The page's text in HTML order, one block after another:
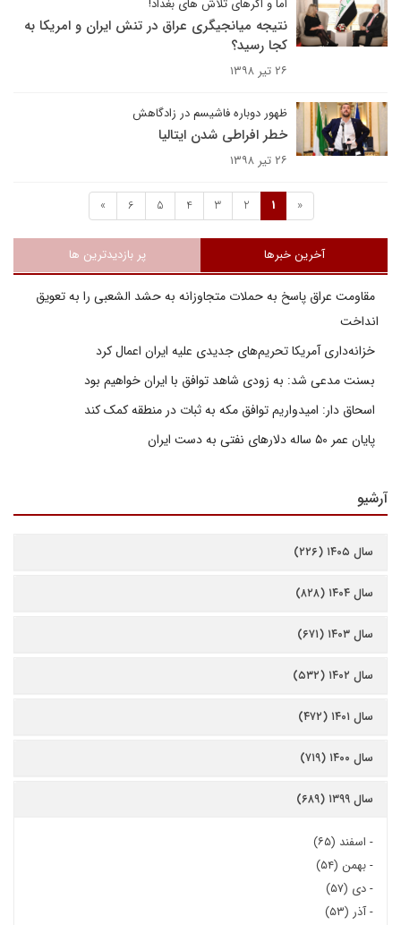
اما و اگرهای تلاش های بغداد!
نتیجه میانجیگری عراق در تنش ایران و امریکا به
کجا رسید؟
۲۶ تیر ۱۳۹۸
ظهور دوباره فاشیسم در زادگاهش
خطر افراطی شدن ایتالیا
۲۶ تیر ۱۳۹۸
«
1
2
3
4
5
6
»
آخرین خبرها پر بازدیدترین ها
مقاومت عراق پاسخ به حملات متجاوزانه به حشد الشعبی را به تعویق
انداخت
خزانه‌داری آمریکا تحریم‌های جدیدی علیه ایران اعمال کرد
بسنت مدعی شد: به زودی شاهد توافق با ایران خواهیم بود
اسحاق دار: امیدواریم توافق مکه به ثبات در منطقه کمک کند
پایان عمر ۵۰ ساله دلارهای نفتی به دست ایران
آرشیو
سال ۱۴۰۵ (۲۲۶)
سال ۱۴۰۴ (۸۲۸)
سال ۱۴۰۳ (۶۷۱)
سال ۱۴۰۲ (۵۳۲)
سال ۱۴۰۱ (۴۷۲)
سال ۱۴۰۰ (۷۱۹)
سال ۱۳۹۹ (۶۸۹)
- اسفند (۶۵)
-بهمن (۵۴)
-دی (۵۷)
-آذر (۵۳)